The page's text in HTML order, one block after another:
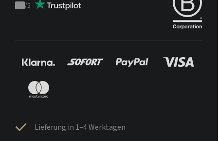
Trustpilot
/5
Lieferung in 1–4 Werktagen